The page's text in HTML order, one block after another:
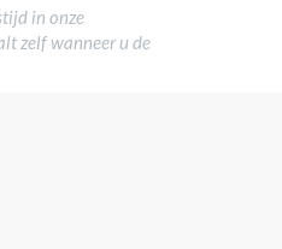
in onze
zelf wanneer u de